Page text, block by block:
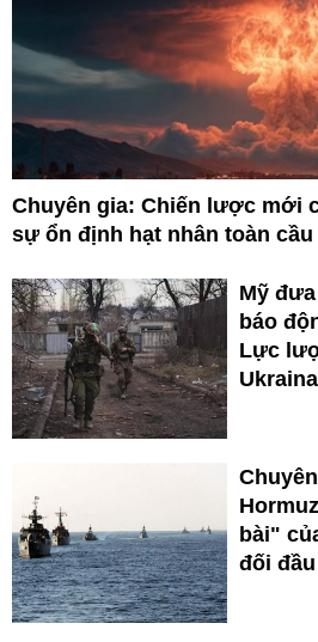
Chuyên gia: Chiến lược mới
sự ổn định hạt nhân toàn cầu
Mỹ
báo
Lực
Ukraina
bài"
đối